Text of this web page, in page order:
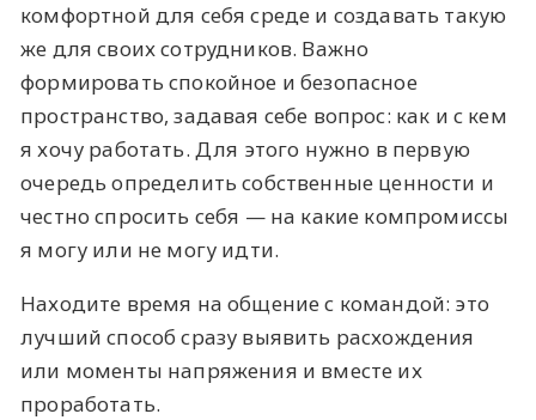
комфортной для себя среде и создавать такую
же для своих сотрудников. Важно
формировать спокойное и безопасное
пространство, задавая себе вопрос: как и с кем
я хочу работать. Для этого нужно в первую
очередь определить собственные ценности и
честно спросить себя — на какие компромиссы
я могу или не могу идти.
Находите время на общение с командой: это
лучший способ сразу выявить расхождения
или моменты напряжения и вместе их
проработать.